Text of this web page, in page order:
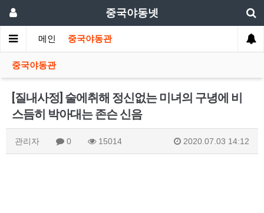
중국야동넷
메인 중국야동관
중국야동관
[질내사정] 술에취해 정신없는 미녀의 구녕에 비
스듬히 박아대는 존슨 신음
관리자 0 15014 2020.07.03 14:12